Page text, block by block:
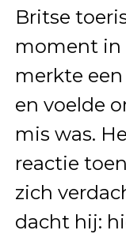
Britse
moment in
merkte
en voelde
mis was.
reactie
zich
dacht hij: